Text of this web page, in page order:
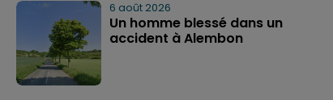
6 août 2026
Un homme blessé dans un
accident à Alembon